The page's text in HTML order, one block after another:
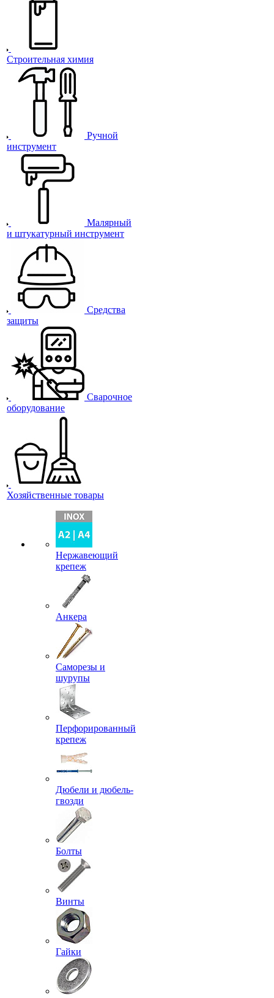
Строительная химия
Ручной
инструмент
Малярный
и штукатурный инструмент
Средства
защиты
Сварочное
оборудование
Хозяйственные товары
Нержавеющий
крепеж
Анкера
Саморезы и
шурупы
Перфорированный
крепеж
Дюбели и дюбель-
гвозди
Болты
Винты
Гайки